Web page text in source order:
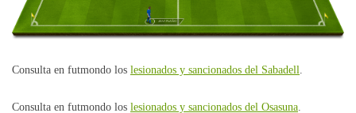
JAVI FLAÑO
Consulta en futmondo los lesionados y sancionados del Sabadell
Consulta en futmondo los lesionados y sancionados del Osasuna